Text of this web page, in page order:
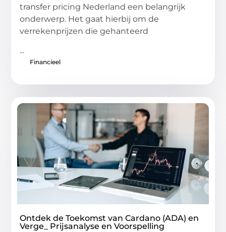
transfer pricing Nederland een belangrijk
onderwerp. Het gaat hierbij om de
verrekenprijzen die gehanteerd
...
Financieel
Ontdek de Toekomst van Cardano (ADA) en
Verge_ Prijsanalyse en Voorspelling